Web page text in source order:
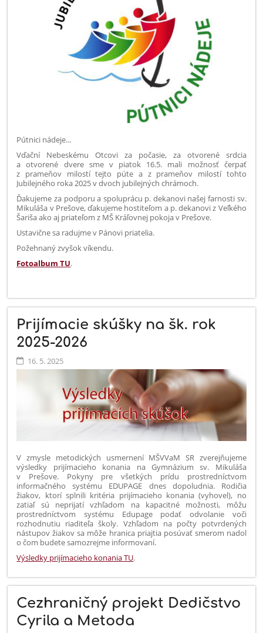
Pútnici nádeje...
Vďační Nebeskému Otcovi za počasie, za otvorené srdcia
a otvorené dvere sme v piatok 16.5. mali možnosť čerpať
z prameňov milostí tejto púte a z prameňov milostí tohto
Jubilejného roka 2025 v dvoch jubilejných chrámoch.
Ďakujeme za podporu a spoluprácu p. dekanovi našej farnosti sv.
Mikuláša v Prešove, ďakujeme hostiteľom a p. dekanovi z Veľkého
Šariša ako aj priateľom z MŠ Kráľovnej pokoja v Prešove.
Ustavične sa radujme v Pánovi priatelia.
Požehnaný zvyšok víkendu.
Fotoalbum TU.
Prijímacie skúšky na šk. rok
2025-2026
16. 5. 2025
V zmysle metodických usmernení MŠVVaM SR zverejňujeme
výsledky prijímacieho konania na Gymnázium sv. Mikuláša
v Prešove. Pokyny pre všetkých prídu prostredníctvom
informačného systému EDUPAGE dnes dopoludnia. Rodičia
žiakov, ktorí splnili kritéria prijímacieho konania (vyhovel), no
zatiaľ sú neprijatí vzhľadom na kapacitné možnosti, môžu
prostredníctvom systému Edupage podať odvolanie voči
rozhodnutiu riaditeľa školy. Vzhľadom na počty potvrdených
nástupov žiakov sa môže hranica priajtia posúvať smerom nadol
o čom budete samozrejme informovaní.
Výsledky prijímacieho konania TU.
Cezhraničný projekt Dedičstvo
Cyrila a Metoda